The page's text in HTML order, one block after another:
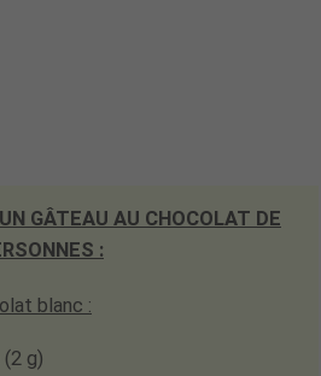
GÂTEAU AU CHOCOLAT DE
:
blanc :
g)